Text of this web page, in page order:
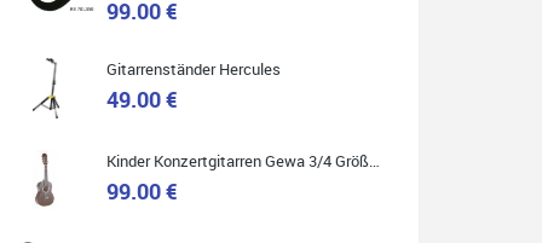
Quelle: Google-Rezension
99.00 €
Gitarrenständer Hercules
49.00 €
99.00 €